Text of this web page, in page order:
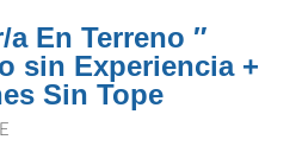
a En Terreno ″
sin Experiencia +
Sin Tope